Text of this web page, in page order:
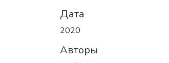
Дата
2020
Авторы